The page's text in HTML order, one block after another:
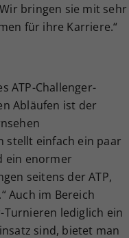
bringen sie mit sehr
für ihre Karriere.“
ATP-Challenger-
Abläufen ist der
stellt einfach ein paar
ein enormer
seitens der ATP,
Auch im Bereich
Turnieren lediglich ein
sind, bietet man